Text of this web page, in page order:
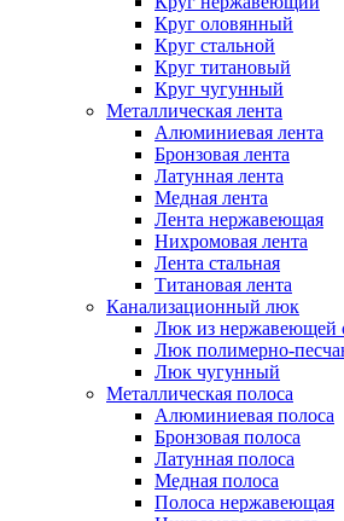
Круг оловянный
Круг стальной
Круг титановый
Круг чугунный
Металлическая лента
Алюминиевая лента
Бронзовая лента
Латунная лента
Медная лента
Лента нержавеющая
Нихромовая лента
Лента стальная
Титановая лента
Канализационный люк
Люк из нержавеющей
Люк полимерно-
Люк чугунный
Металлическая полоса
Алюминиевая полоса
Бронзовая полоса
Латунная полоса
Медная полоса
Полоса нержавеющая